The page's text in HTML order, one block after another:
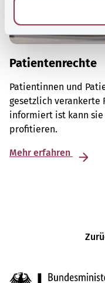
Patientenrechte
Patientinnen und
gesetzlich verankerte
informiert ist kann
profitieren.
Mehr erfahren